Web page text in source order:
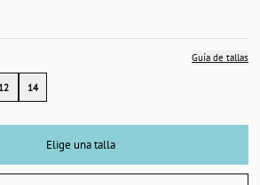
Guía de tallas
14
Elige una talla